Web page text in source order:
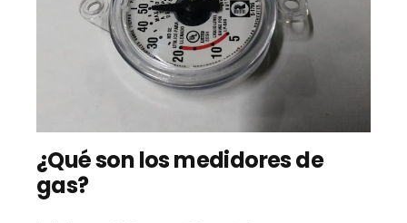
¿Qué son los medidores de
gas?